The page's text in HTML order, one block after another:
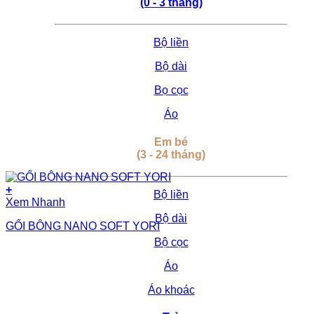
(0 - 3 tháng)
Bộ liền
Bộ dài
Bọ cọc
Áo
Em bé
(3 - 24 tháng)
Bộ liền
Bộ dài
Bộ cọc
Áo
Áo khoác
+
Xem Nhanh
GỐI BÔNG NANO SOFT YORI